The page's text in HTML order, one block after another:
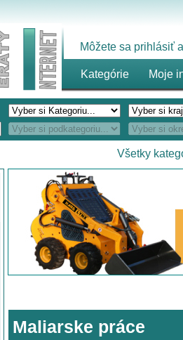
Môžete sa prihlásiť
Kategórie Moje
Všetky
Maliarske práce